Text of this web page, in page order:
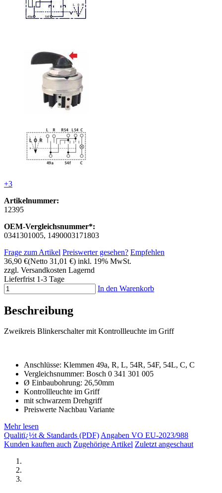
+3
Artikelnummer:
12395
OEM-Vergleichsnummer*:
0341301005, 1490003171803
Frage zum Artikel Preiswerter gesehen? Empfehlen
36,90 €(Netto 31,01 €) inkl. 19% MwSt.
zzgl. Versandkosten Lagernd
Lieferfrist 1-3 Tage
In den Warenkorb
Beschreibung
Zweikreis Blinkerschalter mit Kontrollleuchte im Griff
Anschlüsse: Klemmen 49a, R, L, 54R, 54F, 54L, C, C
Vergleichsnummer: Bosch 0 341 301 005
Ø Einbaubohrung: 26,50mm
Kontrollleuchte im Griff
mit schwarzem Drehgriff
Preiswerte Nachbau Variante
Mehr lesen
Qualitï¿½t & Standards (PDF)Angaben VO EU-2023/988
Kunden kauften auch Zugehörige Artikel Zuletzt angeschaut